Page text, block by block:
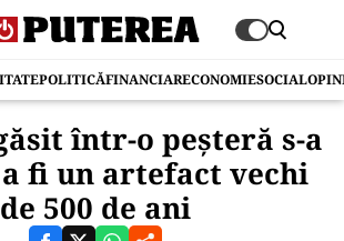
POLITICĂFINANCIARECONOMIESOCIAL
într-o peşteră s-a
fi un artefact vechi
de 500 de ani